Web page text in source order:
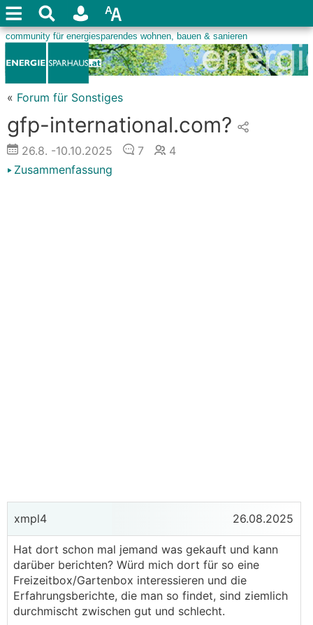
« Forum für Sonstiges
gfp-international.com?
26.8. -10.10.2025 7
4
Zusammenfassung
xmpl4 26.08.2025
Hat dort schon mal jemand was gekauft und kann
darüber berichten? Würd mich dort für so eine
Freizeitbox/Gartenbox interessieren und die
Erfahrungsberichte, die man so findet, sind ziemlich
durchmischt zwischen gut und schlecht.